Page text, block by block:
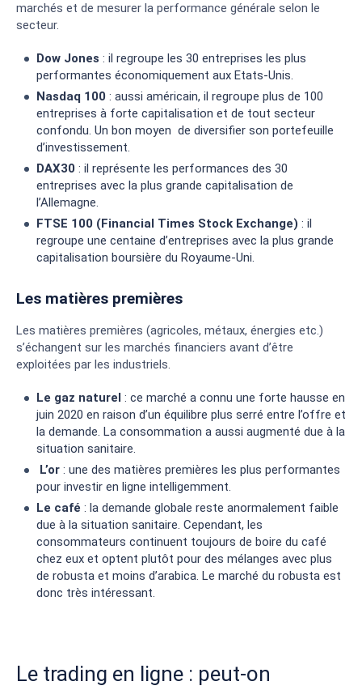
marchés et de mesurer la performance générale selon le
secteur.
Dow Jones : il regroupe les 30 entreprises les plus
performantes économiquement aux Etats-Unis.
Nasdaq 100 : aussi américain, il regroupe plus de 100
entreprises à forte capitalisation et de tout secteur
confondu. Un bon moyen de diversifier son portefeuille
d’investissement.
DAX30 : il représente les performances des 30
entreprises avec la plus grande capitalisation de
l’Allemagne.
FTSE 100 (Financial Times Stock Exchange) : il
regroupe une centaine d’entreprises avec la plus grande
capitalisation boursière du Royaume-Uni.
Les matières premières
Les matières premières (agricoles, métaux, énergies etc.)
s’échangent sur les marchés financiers avant d’être
exploitées par les industriels.
Le gaz naturel : ce marché a connu une forte hausse en
juin 2020 en raison d’un équilibre plus serré entre l’offre et
la demande. La consommation a aussi augmenté due à la
situation sanitaire.
L’or : une des matières premières les plus performantes
pour investir en ligne intelligemment.
Le café : la demande globale reste anormalement faible
due à la situation sanitaire. Cependant, les
consommateurs continuent toujours de boire du café
chez eux et optent plutôt pour des mélanges avec plus
de robusta et moins d’arabica. Le marché du robusta est
donc très intéressant.
Le trading en ligne : peut-on